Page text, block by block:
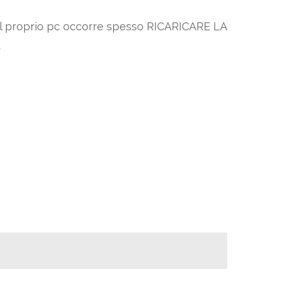
pc occorre spesso RICARICARE LA